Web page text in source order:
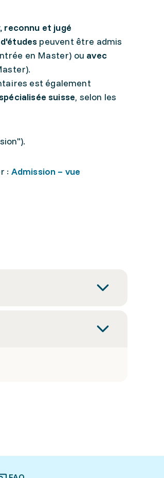
reconnu et jugé
peuvent être admis
en Master) ou avec
est également
suisse, selon les
: Admission – vue